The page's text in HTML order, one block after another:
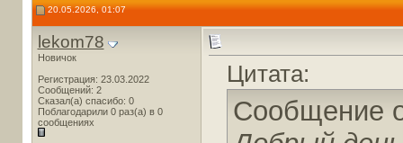
20.05.2026, 01:07
lekom78
Новичок
Регистрация: 23.03.2022
Сообщений: 2
Сказал(а) спасибо: 0
Поблагодарили 0 раз(а) в 0
сообщениях
Цитата:
Сообщение